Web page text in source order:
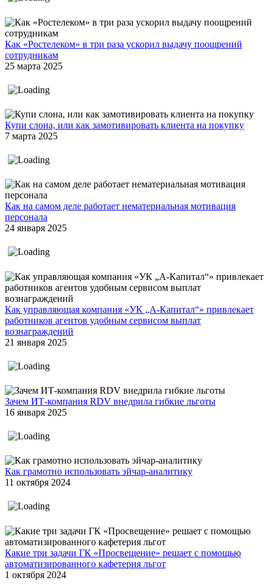
Как «Ростелеком» в три раза ускорил выдачу поощрений
сотрудникам
25 марта 2025
Купи слона, или как замотивировать клиента на покупку
7 марта 2025
Как на самом деле работает нематериальная мотивация
персонала
24 января 2025
Как управляющая компания «УК „А-Капитал“» привлекает
работников агентов удобным сервисом выплат
вознаграждений
21 января 2025
Зачем ИТ-компания RDV внедрила гибкие льготы
16 января 2025
Как грамотно использовать эйчар-аналитику
11 октября 2024
Какие три задачи ГК «Просвещение» решает с помощью
автоматизированного кафетерия льгот
1 октября 2024